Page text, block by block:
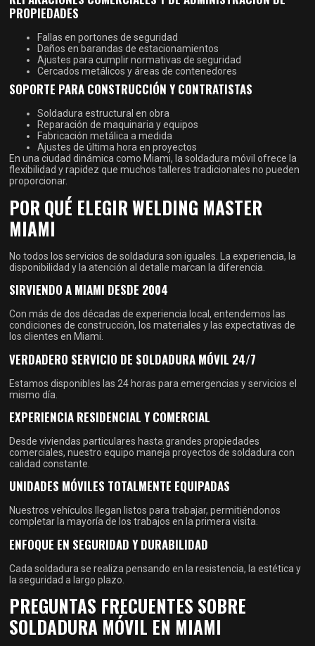
PROPIEDADES
Fallas en portones de seguridad
Daños en barandas de estacionamientos
Ajustes para cumplir normativas de seguridad
Cercados metálicos y áreas de contenedores
SOPORTE PARA CONSTRUCCIÓN Y CONTRATISTAS
Soldadura estructural en obra
Reparación de maquinaria y equipos
Fabricación metálica a medida
Ajustes de última hora en proyectos
En una ciudad dinámica como Miami, la soldadura móvil ofrece la
flexibilidad y rapidez que muchos talleres tradicionales no pueden
proporcionar.
POR QUÉ ELEGIR WELDING MASTER
MIAMI
No todos los servicios de soldadura son iguales. La experiencia, la
disponibilidad y la atención al detalle marcan la diferencia.
SIRVIENDO A MIAMI DESDE 2004
Con más de dos décadas de experiencia local, entendemos las
condiciones de construcción, los materiales y las expectativas de
los clientes en Miami.
VERDADERO SERVICIO DE SOLDADURA MÓVIL 24/7
Estamos disponibles las 24 horas para emergencias y servicios el
mismo día.
EXPERIENCIA RESIDENCIAL Y COMERCIAL
Desde viviendas particulares hasta grandes propiedades
comerciales, nuestro equipo maneja proyectos de soldadura con
calidad constante.
UNIDADES MÓVILES TOTALMENTE EQUIPADAS
Nuestros vehículos llegan listos para trabajar, permitiéndonos
completar la mayoría de los trabajos en la primera visita.
ENFOQUE EN SEGURIDAD Y DURABILIDAD
Cada soldadura se realiza pensando en la resistencia, la estética y
la seguridad a largo plazo.
PREGUNTAS FRECUENTES SOBRE
SOLDADURA MÓVIL EN MIAMI